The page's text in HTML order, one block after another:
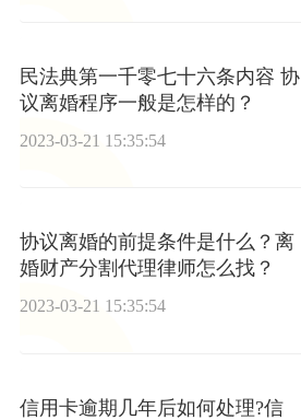
民法典第一千零七十六条内容 协
议离婚程序一般是怎样的？
2023-03-21 15:35:54
协议离婚的前提条件是什么？离
婚财产分割代理律师怎么找？
2023-03-21 15:35:54
信用卡逾期几年后如何处理?信